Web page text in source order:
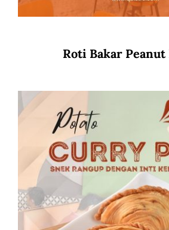
Roti Bakar